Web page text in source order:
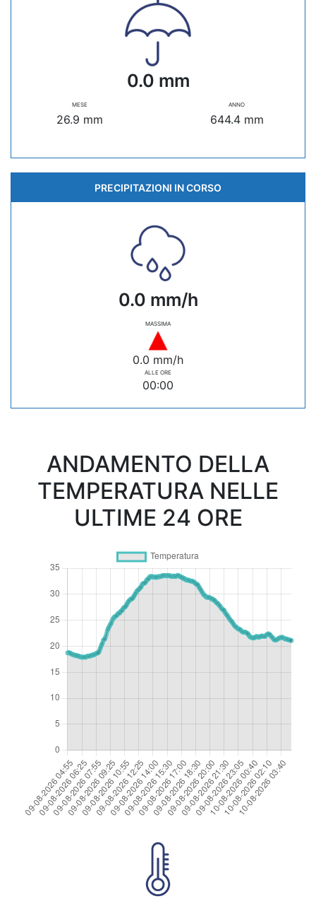
0.0 mm
MESE
26.9 mm
ANNO
644.4 mm
PRECIPITAZIONI IN CORSO
0.0 mm/h
MASSIMA
0.0 mm/h
ALLE ORE
00:00
ANDAMENTO DELLA
TEMPERATURA NELLE
ULTIME 24 ORE